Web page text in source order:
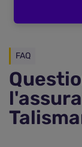
FAQ